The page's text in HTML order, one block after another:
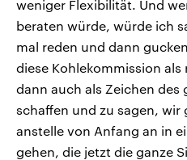
weniger Flexibilität. Und
beraten würde, würde ich
mal reden und dann
diese Kohlekommission
dann auch als Zeichen des
schaffen und zu sagen, wir
anstelle von Anfang an in
gehen, die jetzt die ganze